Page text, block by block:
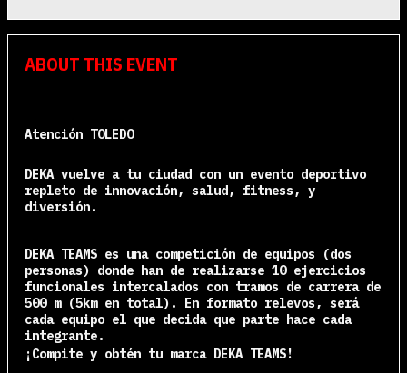
ABOUT THIS EVENT
Atención TOLEDO
DEKA vuelve a tu ciudad con un evento deportivo
repleto de innovación, salud, fitness, y
diversión.
DEKA TEAMS es una competición de equipos (dos
personas) donde han de realizarse 10 ejercicios
funcionales intercalados con tramos de carrera de
500 m (5km en total). En formato relevos, será
cada equipo el que decida que parte hace cada
integrante.
¡Compite y obtén tu marca DEKA TEAMS!